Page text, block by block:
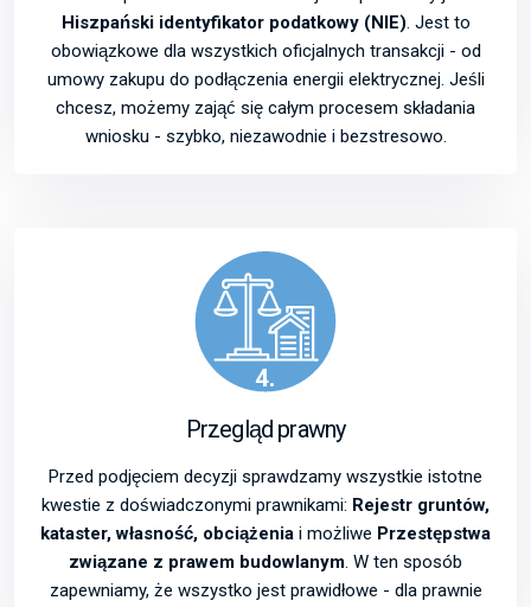
Hiszpański identyfikator podatkowy (NIE). Jest to
obowiązkowe dla wszystkich oficjalnych transakcji - od
umowy zakupu do podłączenia energii elektrycznej. Jeśli
chcesz, możemy zająć się całym procesem składania
wniosku - szybko, niezawodnie i bezstresowo.
4.
Przegląd prawny
Przed podjęciem decyzji sprawdzamy wszystkie istotne
kwestie z doświadczonymi prawnikami: Rejestr gruntów,
kataster, własność, obciążenia i możliwe Przestępstwa
związane z prawem budowlanym. W ten sposób
zapewniamy, że wszystko jest prawidłowe - dla prawnie